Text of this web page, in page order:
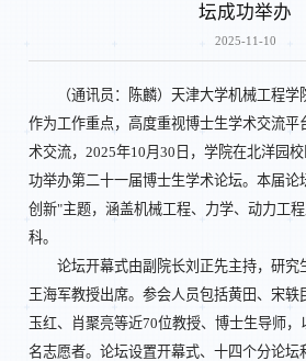
坛成功举办
2025-11-10
（通讯员：陈麟）天津大学机械工程
作为工作重点，高度重视博士生学术交流平
术交流，2025年10月30日，学院在北洋园
功举办第二十一届博士生学术论坛。本届论
创新"主题，涵盖机械工程、力学、动力工
科。
论坛开幕式由副院长刘正先主持，研究
王海军教授出席。参会人员包括黄田、宋轶
玉红、肖聚亮等近70位教授、博士生导师
名志愿者。论坛设置开幕式、十四个分论坛